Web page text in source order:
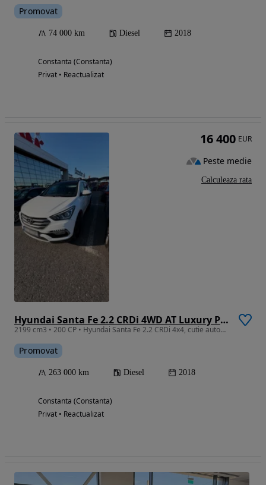
Promovat
74 000 km Diesel 2018
Constanta (Constanta)
Privat • Reactualizat
Hyundai Santa Fe 2.2 CRDi 4WD AT Luxury Pack
2199 cm3 • 200 CP • Hyundai Santa Fe 2.2 CRDi 4x4, cutie automată, echipare Luxury
Promovat
263 000 km Diesel 2018
Constanta (Constanta)
Privat • Reactualizat
16 400 EUR
Peste medie
Calculeaza rata